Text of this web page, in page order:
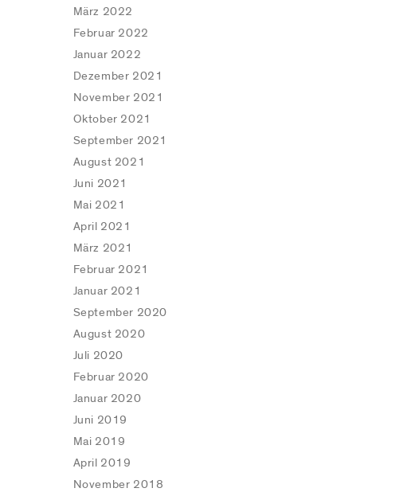
wordpress
wordfence
facebook
complianz
sonstiges
März 2022
Februar 2022
Januar 2022
Dezember 2021
November 2021
Oktober 2021
September 2021
August 2021
Juni 2021
Mai 2021
April 2021
März 2021
Februar 2021
Januar 2021
September 2020
August 2020
Juli 2020
Februar 2020
Januar 2020
Juni 2019
Mai 2019
April 2019
November 2018